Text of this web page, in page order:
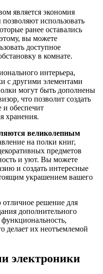
является экономия
использовать
ранее оставались
вы можете
доступное
в комнате.
интерьера,
с другими элементами
могут быть дополнены
что позволит создать
обеспечит
хранения.
великолепным
на полки книг,
предметов
и уют. Вы можете
и создать интересные
украшением вашего
решение для
дополнительного
делает их неотъемлемой
электроники